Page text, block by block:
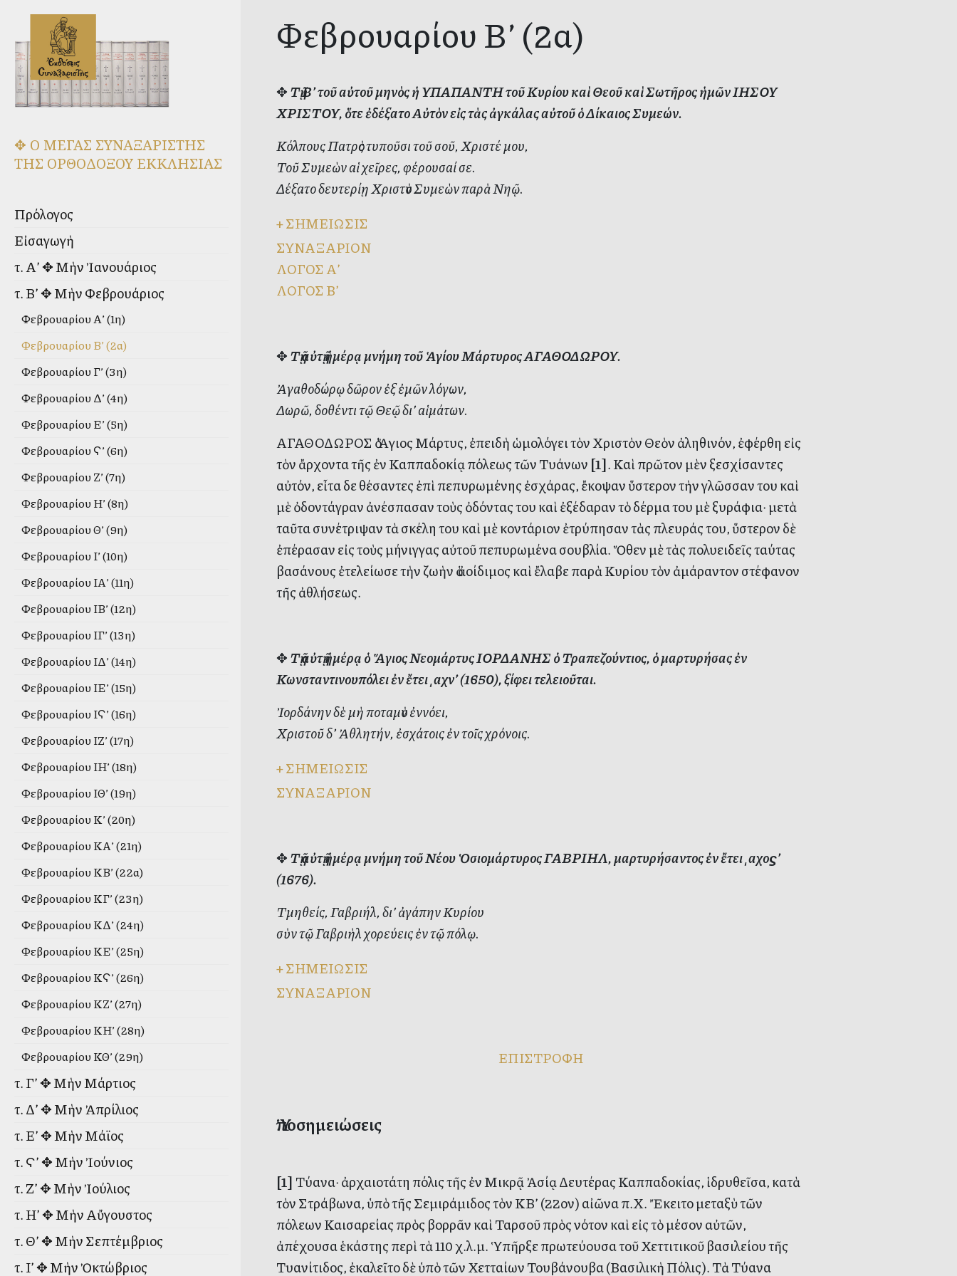
✥ Ο ΜΕΓΑΣ ΣΥΝΑΞΑΡΙΣΤΗΣ
ΤΗΣ ΟΡΘΟΔΟΞΟΥ ΕΚΚΛΗΣΙΑΣ
Πρόλογος
Εἰσαγωγὴ
τ. Α’ ✥ Μὴν Ἰανουάριος
τ. Β’ ✥ Μὴν Φεβρουάριος
Φεβρουαρίου Α’ (1η)
Φεβρουαρίου Β’ (2α)
Φεβρουαρίου Γ’ (3η)
Φεβρουαρίου Δ’ (4η)
Φεβρουαρίου Ε’ (5η)
Φεβρουαρίου Ϛ’ (6η)
Φεβρουαρίου Ζ’ (7η)
Φεβρουαρίου Η’ (8η)
Φεβρουαρίου Θ’ (9η)
Φεβρουαρίου Ι’ (10η)
Φεβρουαρίου ΙΑ’ (11η)
Φεβρουαρίου ΙΒ’ (12η)
Φεβρουαρίου ΙΓ’ (13η)
Φεβρουαρίου ΙΔ’ (14η)
Φεβρουαρίου ΙΕ’ (15η)
Φεβρουαρίου ΙϚ’ (16η)
Φεβρουαρίου ΙΖ’ (17η)
Φεβρουαρίου ΙΗ’ (18η)
Φεβρουαρίου ΙΘ’ (19η)
Φεβρουαρίου Κ’ (20η)
Φεβρουαρίου ΚΑ’ (21η)
Φεβρουαρίου ΚΒ’ (22α)
Φεβρουαρίου ΚΓ’ (23η)
Φεβρουαρίου ΚΔ’ (24η)
Φεβρουαρίου ΚΕ’ (25η)
Φεβρουαρίου ΚϚ’ (26η)
Φεβρουαρίου ΚΖ’ (27η)
Φεβρουαρίου ΚΗ’ (28η)
Φεβρουαρίου ΚΘ’ (29η)
τ. Γ’ ✥ Μὴν Μάρτιος
τ. Δ’ ✥ Μὴν Ἀπρίλιος
τ. Ε’ ✥ Μὴν Μάϊος
τ. Ϛ’ ✥ Μὴν Ἰούνιος
τ. Ζ’ ✥ Μὴν Ἰούλιος
τ. Η’ ✥ Μὴν Αὔγουστος
τ. Θ’ ✥ Μὴν Σεπτέμβριος
τ. Ι’ ✥ Μὴν Ὀκτώβριος
Φεβρουαρίου Β’ (2α)
✥Τῇ Β’ τοῦ αὐτοῦ μηνὸς ἡ ΥΠΑΠΑΝΤΗ τοῦ Κυρίου καὶ Θεοῦ καὶ Σωτῆρος ἡμῶν ΙΗΣΟΥ
ΧΡΙΣΤΟΥ, ὅτε ἐδέξατο Αὐτὸν εἰς τὰς ἀγκάλας αὐτοῦ ὁ Δίκαιος Συμεών.
Κόλπους Πατρὸς τυποῦσι τοῦ σοῦ, Χριστέ μου,
Τοῦ Συμεὼν αἱ χεῖρες, φέρουσαί σε.
Δέξατο δευτερίῃ Χριστὸν Συμεὼν παρὰ Νηῷ.
+ΣΗΜΕΙΩΣΙΣ
ΣΥΝΑΞΑΡΙΟΝ
ΛΟΓΟΣ Α’
ΛΟΓΟΣ Β’
✥Τῇ αὐτῇ ἡμέρᾳ μνήμη τοῦ Ἁγίου Μάρτυρος ΑΓΑΘΟΔΩΡΟΥ.
Ἀγαθοδώρῳ δῶρον ἐξ ἐμῶν λόγων,
Δωρῶ, δοθέντι τῷ Θεῷ δι’ αἱμάτων.
ΑΓΑΘΟΔΩΡΟΣ ὁ Ἅγιος Μάρτυς, ἐπειδὴ ὡμολόγει τὸν Χριστὸν Θεὸν ἀληθινόν, ἐφέρθη εἰς
τὸν ἄρχοντα τῆς ἐν Καππαδοκίᾳ πόλεως τῶν Τυάνων [1]. Καὶ πρῶτον μὲν ξεσχίσαντες
αὐτόν, εἶτα δε θέσαντες ἐπὶ πεπυρωμένης ἐσχάρας, ἔκοψαν ὕστερον τὴν γλῶσσαν του καὶ
μὲ ὀδοντάγραν ἀνέσπασαν τοὺς ὀδόντας του καὶ ἐξέδαραν τὸ δέρμα του μὲ ξυράφια· μετὰ
ταῦτα συνέτριψαν τὰ σκέλη του καὶ μὲ κοντάριον ἐτρύπησαν τὰς πλευράς του, ὕστερον δὲ
ἐπέρασαν εἰς τοὺς μήνιγγας αὐτοῦ πεπυρωμένα σουβλία. Ὅθεν μὲ τὰς πολυειδεῖς ταύτας
βασάνους ἐτελείωσε τὴν ζωὴν ὁ ἀοίδιμος καὶ ἔλαβε παρὰ Κυρίου τὸν ἀμάραντον στέφανον
τῆς ἀθλήσεως.
✥Τῇ αὐτῇ ἡμέρᾳ ὁ Ἅγιος Νεομάρτυς ΙΟΡΔΑΝΗΣ ὁ Τραπεζούντιος, ὁ μαρτυρήσας ἐν
Κωνσταντινουπόλει ἐν ἔτει ͵αχν’ (1650), ξίφει τελειοῦται.
Ἰορδάνην δὲ μὴ ποταμὸν ἐννόει,
Χριστοῦ δ’ Ἀθλητήν, ἐσχάτοις ἐν τοῖς χρόνοις.
+ΣΗΜΕΙΩΣΙΣ
ΣΥΝΑΞΑΡΙΟΝ
✥Τῇ αὐτῇ ἡμέρᾳ μνήμη τοῦ Νέου Ὁσιομάρτυρος ΓΑΒΡΙΗΛ, μαρτυρήσαντος ἐν ἔτει ͵αχοϛ’
(1676).
Τμηθείς, Γαβριήλ, δι’ ἀγάπην Κυρίου
σὺν τῷ Γαβριὴλ χορεύεις ἐν τῷ πόλῳ.
+ΣΗΜΕΙΩΣΙΣ
ΣΥΝΑΞΑΡΙΟΝ
ΕΠΙΣΤΡΟΦΗ
Ὑποσημειώσεις
[1] Τύανα· ἀρχαιοτάτη πόλις τῆς ἐν Μικρᾷ Ἀσίᾳ Δευτέρας Καππαδοκίας, ἱδρυθεῖσα, κατὰ
τὸν Στράβωνα, ὑπὸ τῆς Σεμιράμιδος τὸν ΚΒ’ (22ον) αἰῶνα π.Χ. Ἔκειτο μεταξὺ τῶν
πόλεων Καισαρείας πρὸς βορρᾶν καὶ Ταρσοῦ πρὸς νότον καὶ εἰς τὸ μέσον αὐτῶν,
ἀπέχουσα ἑκάστης περὶ τὰ 110 χ.λ.μ. Ὑπῆρξε πρωτεύουσα τοῦ Χεττιτικοῦ βασιλείου τῆς
Τυανίτιδος, ἐκαλεῖτο δὲ ὑπὸ τῶν Χετταίων Τουβάνουβα (Βασιλικὴ Πόλις). Τὰ Τύανα